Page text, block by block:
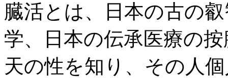
臓活とは、日本の古の
学、日本の伝承医療の
天の性を知り、その人